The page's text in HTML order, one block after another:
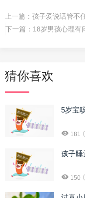
上一篇： 孩子爱说话管不
下一篇： 18岁男孩心理有
猜你喜欢
5岁宝
181
孩子睡
150